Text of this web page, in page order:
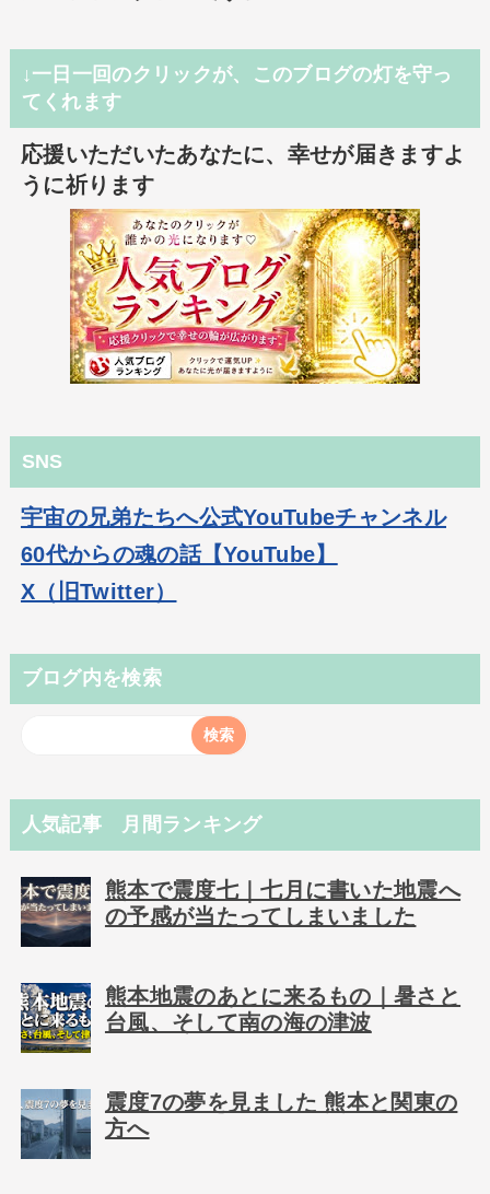
↓一日一回のクリックが、このブログの灯を守っ
てくれます
応援いただいたあなたに、幸せが届きますよ
うに祈ります
SNS
宇宙の兄弟たちへ公式YouTubeチャンネル
60代からの魂の話【YouTube】
X（旧Twitter）
ブログ内を検索
人気記事 月間ランキング
熊本で震度七｜七月に書いた地震へ
の予感が当たってしまいました
熊本地震のあとに来るもの｜暑さと
台風、そして南の海の津波
震度7の夢を見ました 熊本と関東の
方へ